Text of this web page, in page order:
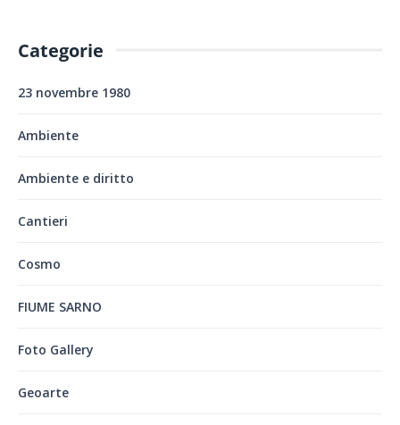
Categorie
23 novembre 1980
Ambiente
Ambiente e diritto
Cantieri
Cosmo
FIUME SARNO
Foto Gallery
Geoarte